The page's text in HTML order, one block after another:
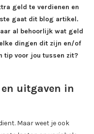
geld te verdienen en
gaat dit blog artikel.
al behoorlijk wat geld
dingen dit zijn en/of
tip voor jou tussen zit?
uitgaven in
Maar weet je ook